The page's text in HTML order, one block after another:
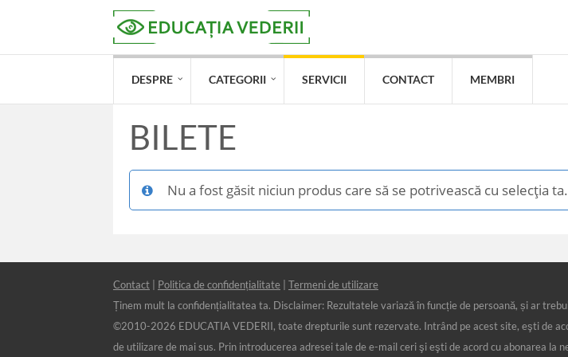
DESPRE CATEGORII SERVICII CONTACT MEMBRI
BILETE
Nu a fost găsit niciun produs care să se potrivească cu selecția ta.
Contact Politica de confidențialitate
Termeni de utilizare
Ținem mult la confidențialitatea ta. Disclaimer: Rezultatele variază în funcție de persoană, și ar
©2010-2026 EDUCATIA VEDERII, toate drepturile sunt rezervate. Intrând pe acest site, eşti de
de utilizare de mai sus. Prin introducerea adresei tale de e-mail ceri şi eşti de acord cu abonarea